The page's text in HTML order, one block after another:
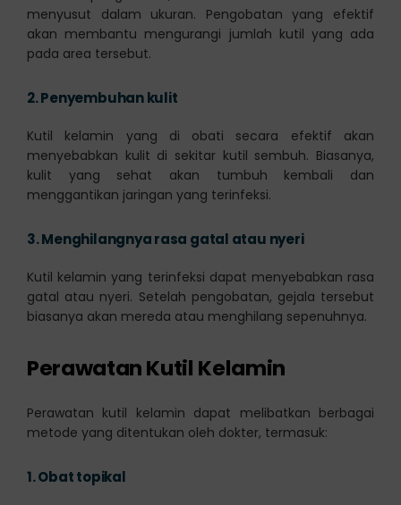
menyusut dalam ukuran. Pengobatan yang efektif
akan membantu mengurangi jumlah kutil yang ada
pada area tersebut.
2.Penyembuhan kulit
Kutil kelamin yang di obati secara efektif akan
menyebabkan kulit di sekitar kutil sembuh. Biasanya,
kulit yang sehat akan tumbuh kembali dan
menggantikan jaringan yang terinfeksi.
3.Menghilangnya rasa gatal atau nyeri
Kutil kelamin yang terinfeksi dapat menyebabkan rasa
gatal atau nyeri. Setelah pengobatan, gejala tersebut
biasanya akan mereda atau menghilang sepenuhnya.
Perawatan Kutil Kelamin
Perawatan kutil kelamin dapat melibatkan berbagai
metode yang ditentukan oleh dokter, termasuk:
1.Obat topikal